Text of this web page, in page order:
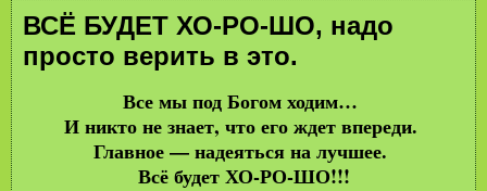
ВСЁ БУДЕТ ХО-РО-ШО, надо
просто верить в это.
Все мы под Богом ходим…
И никто не знает, что его ждет впереди.
Главное — надеяться на лучшее.
Всё будет ХО-РО-ШО!!!